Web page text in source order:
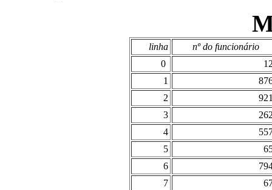
linha
nº do funcionário
0
1
2
3
4
5
6
7